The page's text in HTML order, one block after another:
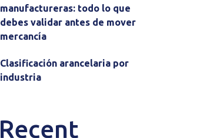
manufactureras: todo lo que
debes validar antes de mover
mercancía
Clasificación arancelaria por
industria
Recent